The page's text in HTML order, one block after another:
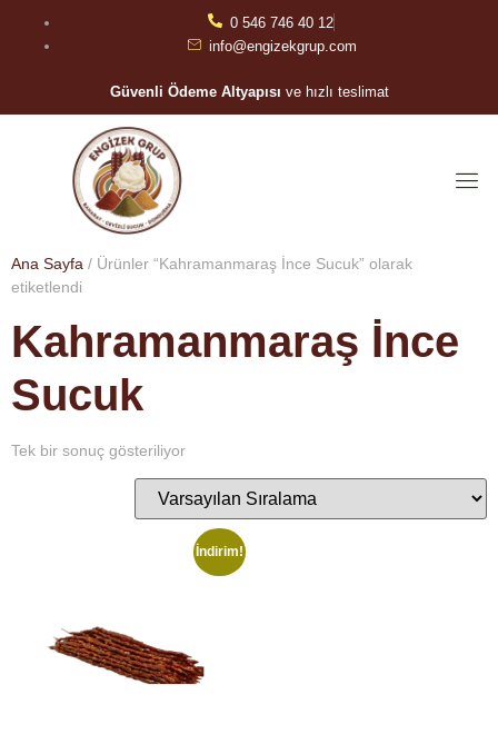
0 546 746 40 12
info@engizekgrup.com
Güvenli Ödeme Altyapısı ve hızlı teslimat
Ana Sayfa / Ürünler “Kahramanmaraş İnce Sucuk” olarak
etiketlendi
Kahramanmaraş İnce
Sucuk
Tek bir sonuç gösteriliyor
İndirim!